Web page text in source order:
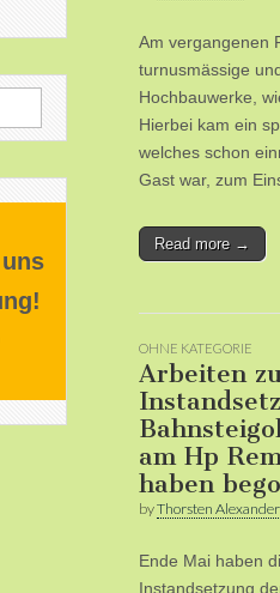
Am vergangenen
turnusmässige
Hochbauwerke,
Hierbei kam ein
welches schon
Gast war, zum
Read more →
OHNE KATEGORIE
Arbeiten
am Hp
haben
byThorsten
Ende Mai haben
Instandsetzung